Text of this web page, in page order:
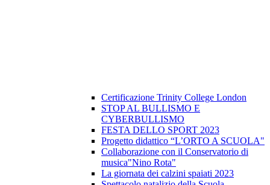
Certificazione Trinity College London
STOP AL BULLISMO E
CYBERBULLISMO
FESTA DELLO SPORT 2023
Progetto didattico “L’ORTO A SCUOLA"
Collaborazione con il Conservatorio di
musica"Nino Rota"
La giornata dei calzini spaiati 2023